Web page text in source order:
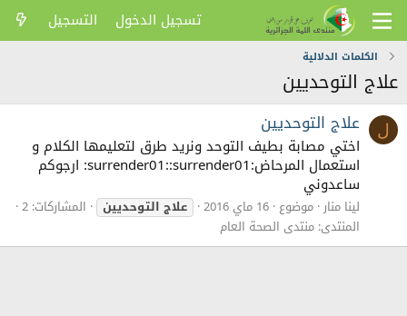
تسجيل الدخول التسجيل
الكلمات الدلالية
علاج التوحديين
ل علاج التوحديين
اختي مصابة بطيف التوحد ونريد طرق لتعليمها الكلام و
استعمال المرحاض:surrender01::surrender01: ارجوكم
ساعدوني
لينا منار موضوع 16 ماي 2016 علاجالتوحديين
المشاركات: 2
المنتدى: منتدى الصحة العام